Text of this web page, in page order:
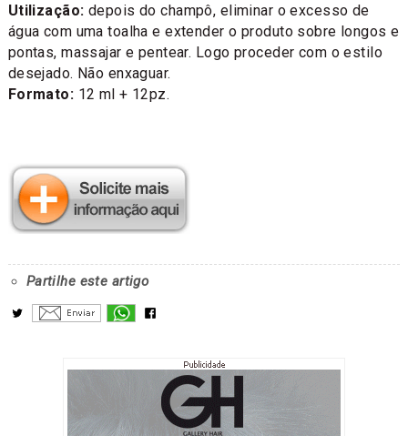
Utilização: depois do champô, eliminar o excesso de
água com uma toalha e extender o produto sobre longos e
pontas, massajar e pentear. Logo proceder com o estilo
desejado. Não enxaguar.
Formato: 12 ml + 12pz.
Partilhe este artigo